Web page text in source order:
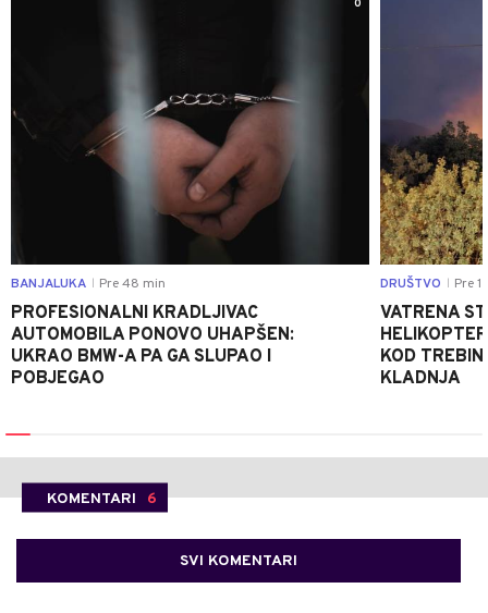
0
BANJALUKA Pre 48 min
PROFESIONALNI KRADLJIVAC
AUTOMOBILA PONOVO UHAPŠEN:
UKRAO BMW-A PA GA SLUPAO I
POBJEGAO
DRUŠTVO Pre 1
VATRENA
KOD
KLADNJA
KOMENTARI 6
SVI KOMENTARI